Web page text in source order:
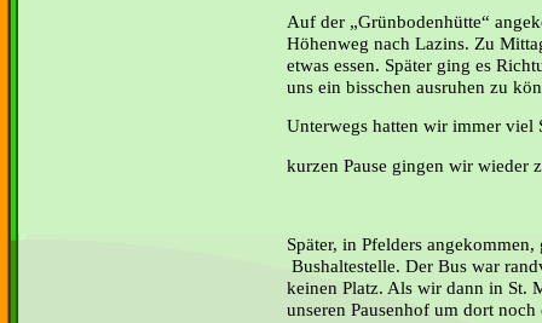
Auf der „Grünbodenhütte“
Höhenweg nach Lazins. Zu
etwas essen. Später ging es
uns ein bisschen ausruhen zu
Unterwegs hatten wir immer viel
kurzen Pause gingen wir wieder
Später, in Pfelders
Bushaltestelle. Der Bus war
keinen Platz. Als wir dann in St.
unseren Pausenhof um dort